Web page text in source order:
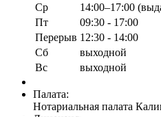
Ср
14:00–17:00
Пт
09:30 - 17:00
Перерыв 12:30 - 14:00
Сб
выходной
Вс
выходной
Палата:
Нотариальная палата